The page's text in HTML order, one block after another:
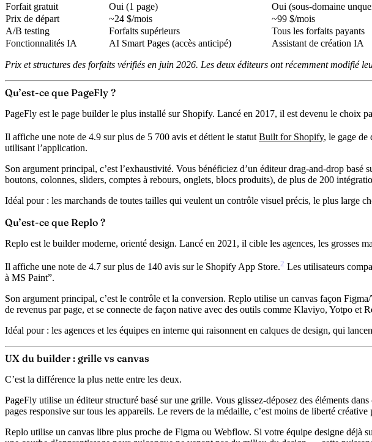
Forfait gratuit
Oui (1 page) Oui (sous-domaine
Prix de départ
~24 $/mois ~99 $/mois
A/B testing
Forfaits supérieurs Tous les forfaits payants
Fonctionnalités IA
AI Smart Pages (accès anticipé) Assistant de création IA
Prix et structures des forfaits vérifiés en juin 2026. Les deux éditeurs ont récemment modifié
Qu’est-ce que PageFly ?
PageFly est le page builder le plus installé sur Shopify. Lancé en 2017, il est devenu le choix
Il affiche une note de 4.9 sur plus de 5 700 avis et détient le statut Built for Shopify, le gage de
utilisant l’application.
Son argument principal, c’est l’exhaustivité. Vous bénéficiez d’un éditeur drag-and-drop basé
boutons, colonnes, sliders, comptes à rebours, onglets, blocs produits), de plus de 200
Idéal pour : les marchands de toutes tailles qui veulent un contrôle visuel précis, le plus large
Qu’est-ce que Replo ?
Replo est le builder moderne, orienté design. Lancé en 2021, il cible les agences, les grosses
Il affiche une note de 4.7 sur plus de 140 avis sur le Shopify App Store.2 Les utilisateurs
à MS Paint”.
Son argument principal, c’est le contrôle et la conversion. Replo utilise un canvas façon
de revenus par page, et se connecte de façon native avec des outils comme Klaviyo, Yotpo et
Idéal pour : les agences et les équipes en interne qui raisonnent en calques de design, qui
UX du builder : grille vs canvas
C’est la différence la plus nette entre les deux.
PageFly utilise un éditeur structuré basé sur une grille. Vous glissez-déposez des éléments
pages responsive sur tous les appareils. Le revers de la médaille, c’est moins de liberté
Replo utilise un canvas libre plus proche de Figma ou Webflow. Si votre équipe designe déjà